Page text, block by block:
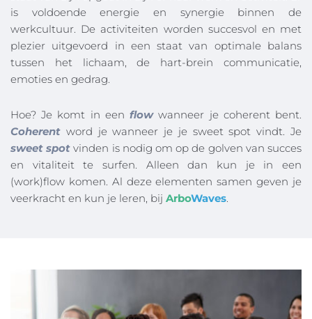
is voldoende energie en synergie binnen de
werkcultuur. De activiteiten worden succesvol en met
plezier uitgevoerd in een staat van optimale balans
tussen het lichaam, de hart-brein communicatie,
emoties en gedrag.
Hoe? Je komt in een flow
Coherent
sweet spot vinden is nodig om op de golven van succes
en vitaliteit te surfen. Alleen dan kun je in een
(work)flow komen. Al deze elementen samen geven je
veerkracht en kun je leren, bij ArboWaves.